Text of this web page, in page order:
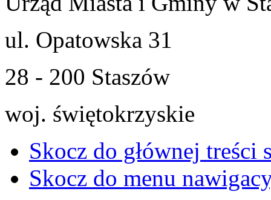
ul. Opatowska 31
28 - 200 Staszów
woj. świętokrzyskie
Skocz do głównej treści
Skocz do menu